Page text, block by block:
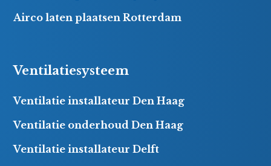
Airco laten plaatsen Rotterdam
Ventilatiesysteem
Ventilatie installateur Den Haag
Ventilatie onderhoud Den Haag
Ventilatie installateur Delft